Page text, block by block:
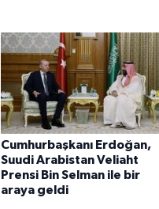
Cumhurbaşkanı Erdoğan,
Suudi Arabistan Veliaht
Prensi Bin Selman ile bir
araya geldi